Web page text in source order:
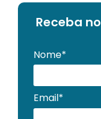
Receba no
Nome*
Email*